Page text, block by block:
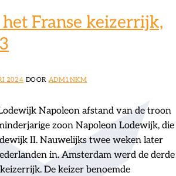
Franse keizerrijk,
2024 DOOR ADM1NKM
Napoleon afstand van de troon
zoon Napoleon Lodewijk, die
II. Nauwelijks twee weken later
in. Amsterdam werd de derde
De keizer benoemde